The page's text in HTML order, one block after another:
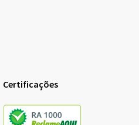
Certificações